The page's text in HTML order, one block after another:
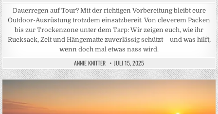
Dauerregen auf Tour? Mit der richtigen Vorbereitung bleibt eure
Outdoor-Ausrüstung trotzdem einsatzbereit. Von cleverem Packen
bis zur Trockenzone unter dem Tarp: Wir zeigen euch, wie ihr
Rucksack, Zelt und Hängematte zuverlässig schützt – und was hilft,
wenn doch mal etwas nass wird.
ANNIE KNITTER JULI 15, 2025
Posted in